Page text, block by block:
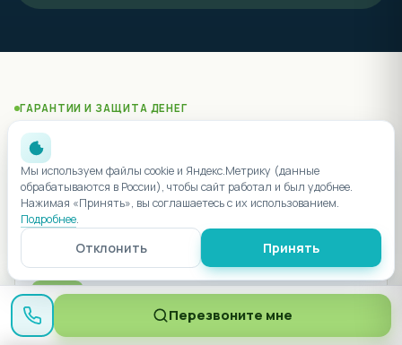
ГАРАНТИИ И ЗАЩИТА ДЕНЕГ
Безопасность сделки
Что гарантирует завершение строительства и возврат
денег
214-ФЗ
Эскроу-счёт
Деньги покупателя в банке до сдачи дома. Стройка
Мы используем файлы cookie и Яндекс.Метрику (данные
обрабатываются в России), чтобы сайт работал и был удобнее.
Нажимая «Принять», вы соглашаетесь с их использованием.
Подробнее.
Отклонить Принять
Перезвоните мне